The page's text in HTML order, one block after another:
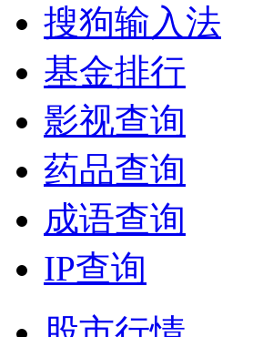
搜狗输入法
基金排行
影视查询
药品查询
成语查询
IP查询